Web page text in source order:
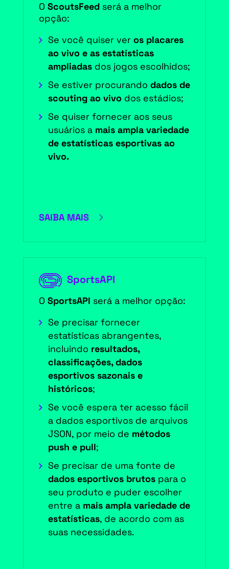
O ScoutsFeedserá a melhor
opção:
Se você quiser ver os placares
ao vivo e as estatísticas
ampliadasdos jogos escolhidos;
Se estiver procurando dados de
scouting ao vivodos estádios;
Se quiser fornecer aos seus
usuários a mais ampla variedade
de estatísticas esportivas ao
vivo.
SAIBA MAIS 5
SportsAPI
O SportsAPI será a melhor opção:
Se precisar fornecer
estatísticas abrangentes,
incluindo resultados,
classificações, dados
esportivos sazonais e
históricos;
Se você espera ter acesso fácil
a dados esportivos de arquivos
JSON, por meio de métodos
push e pull;
Se precisar de uma fonte de
dados esportivos brutospara o
seu produto e puder escolher
entre amais ampla variedade de
estatísticas, de acordo com as
suas necessidades.